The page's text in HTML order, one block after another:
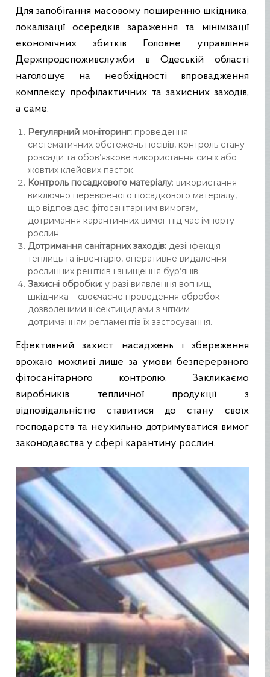
Для запобігання масовому поширенню шкідника,
локалізації осередків зараження та мінімізації
економічних збитків Головне управління
Держпродспоживслужби в Одеській області
наголошує на необхідності впровадження
комплексу профілактичних та захисних заходів,
а саме:
Регулярний моніторинг: проведення
систематичних обстежень посівів, контроль стану
розсади та обов’язкове використання синіх або
жовтих клейових пасток.
Контроль посадкового матеріалу: використання
виключно перевіреного посадкового матеріалу,
що відповідає фітосанітарним вимогам,
дотримання карантинних вимог під час імпорту
рослин.
Дотримання санітарних заходів: дезінфекція
теплиць та інвентарю, оперативне видалення
рослинних рештків і знищення бур’янів.
Захисні обробки:у разі виявлення вогнищ
шкідника – своєчасне проведення обробок
дозволеними інсектицидами з чітким
дотриманням регламентів їх застосування.
Ефективний захист насаджень і збереження
врожаю можливі лише за умови безперервного
фітосанітарного контролю. Закликаємо
виробників тепличної продукції з
відповідальністю ставитися до стану своїх
господарств та неухильно дотримуватися вимог
законодавства у сфері карантину рослин.